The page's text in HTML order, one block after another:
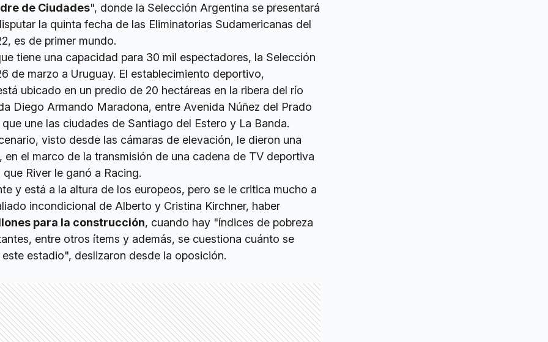
de Ciudades", donde la Selección Argentina se presentará
la quinta fecha de las Eliminatorias Sudamericanas del
es de primer mundo.
tiene una capacidad para 30 mil espectadores, la Selección
de marzo a Uruguay. El establecimiento deportivo,
ubicado en un predio de 20 hectáreas en la ribera del río
Diego Armando Maradona, entre Avenida Núñez del Prado
une las ciudades de Santiago del Estero y La Banda.
visto desde las cámaras de elevación, le dieron una
en el marco de la transmisión de una cadena de TV deportiva
River le ganó a Racing.
y está a la altura de los europeos, pero se le critica mucho a
incondicional de Alberto y Cristina Kirchner, haber
para la construcción, cuando hay "índices de pobreza
entre otros ítems y además, se cuestiona cuánto se
estadio", deslizaron desde la oposición.